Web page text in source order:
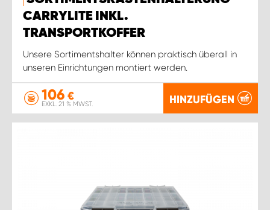
CARRYLITE INKL.
TRANSPORTKOFFER
Unsere Sortimentshalter können praktisch überall in
unseren Einrichtungen montiert werden.
106 €
EXKL. 21 % MWST. HINZUFÜGEN